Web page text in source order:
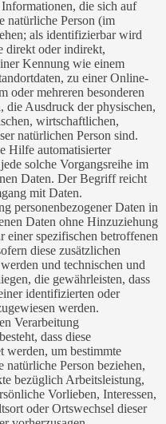
Informationen, die sich auf
natürliche Person (im
als identifizierbar wird
direkt oder indirekt,
Kennung wie einem
zu einer Online-
oder mehreren besonderen
Ausdruck der physischen,
wirtschaftlichen,
natürlichen Person sind.
Hilfe automatisierter
solche Vorgangsreihe im
Daten. Der Begriff reicht
mit Daten.
personenbezogener Daten in
Daten ohne Hinzuziehung
einer spezifischen betroffenen
diese zusätzlichen
und technischen und
die gewährleisten, dass
identifizierten oder
werden.
Verarbeitung
dass diese
werden, um bestimmte
natürliche Person beziehen,
bezüglich Arbeitsleistung,
Vorlieben, Interessen,
oder Ortswechsel dieser